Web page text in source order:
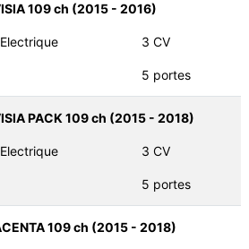
109 ch (2015 - 2016)
Electrique 3 CV
5 portes
PACK 109 ch (2015 - 2018)
Electrique 3 CV
5 portes
109 ch (2015 - 2018)